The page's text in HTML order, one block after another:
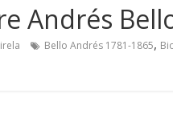
Andrés
Bello Andrés 1781-1865,